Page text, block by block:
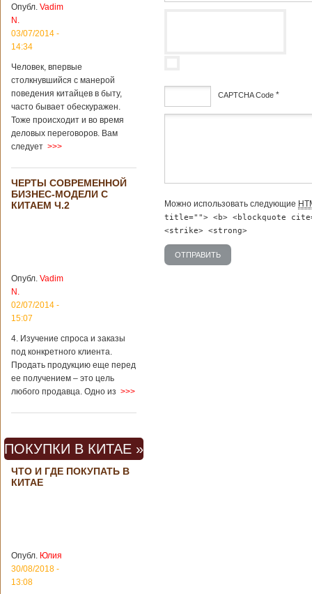
реликвий. Площадь
участка, на
котором добывали
бирюзу, составляет
квадратных
километров.
Сообщается, что
рудник состоит из
функциональных
Подробнее...
Опубликовано
для туристов
вещи в Китае
Традиции и
образ жизни
жителей Китая
вещах, которые
больше всего
удивляют туристов
в Поднебесной.
в метрополитене В
Пекине или
Шанхае терактов
не было, да и весь
Китай в этом
считается
государством. Но в
метрополитене
Шанхая или
Подробнее...
Опубликовано
родителей
появился их
ребенок. Выносила
малыша
Опубл. Vadim
N.
03/07/2014 -
14:34
Человек, впервые
столкнувшийся с манерой
поведения китайцев в быту,
часто бывает обескуражен.
Тоже происходит и во время
деловых переговоров. Вам
следует >>>
ЧЕРТЫ СОВРЕМЕННОЙ
БИЗНЕС-МОДЕЛИ С
КИТАЕМ Ч.2
Опубл. Vadim
N.
02/07/2014 -
15:07
4. Изучение спроса и заказы
под конкретного клиента.
Продать продукцию еще перед
ее получением – это цель
любого продавца. Одно из >>>
ПОКУПКИ В КИТАЕ »
ЧТО И ГДЕ ПОКУПАТЬ В
КИТАЕ
Опубл. Юлия
30/08/2018 -
13:08
CAPTCHA Code *
Можно использовать следующие
title=""> <b> <blockquote
<strike> <strong>